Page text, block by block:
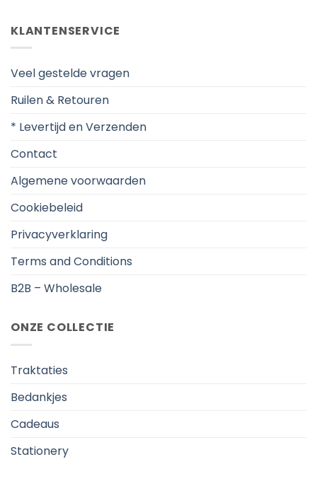
KLANTENSERVICE
Veel gestelde vragen
Ruilen & Retouren
* Levertijd en Verzenden
Contact
Algemene voorwaarden
Cookiebeleid
Privacyverklaring
Terms and Conditions
B2B – Wholesale
ONZE COLLECTIE
Traktaties
Bedankjes
Cadeaus
Stationery